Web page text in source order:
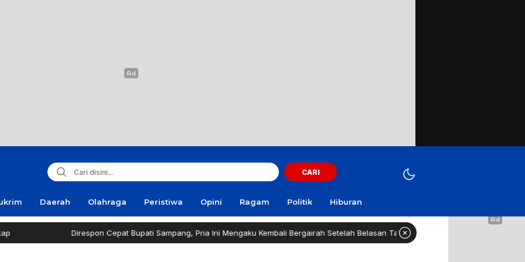
CARI
Daerah Olahraga Peristiwa Opini Ragam Politik Hiburan
Direspon Cepat Bupati Sampang, Pria Ini Mengaku Kembali Bergairah Setelah Belasan Tahun Melawan Penyakit Tumor